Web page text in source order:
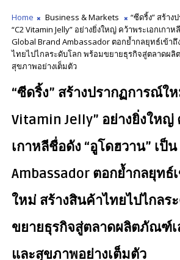
Home Business & Markets
“ซีดริ้ง” สร้า
“C2 Vitamin Jelly” อย่างยิ่งใหญ่ คว้าพระเอกเกา
Global Brand Ambassador ตอกย้ำกลยุทธ์เข้า
ไทยไปไกลระดับโลก พร้อมขยายธุรกิจสู่ตลาดผ
สุขภาพอย่างเต็มตัว
“ซีดริ้ง” สร้างปรากฏการณ์ให
Vitamin Jelly” อย่างยิ่งใหญ่
เกาหลีชื่อดัง “อูโดฮวาน” เป็
Ambassador ตอกย้ำกลยุทธ์
ใหม่ สร้างสินค้าไทยไปไกลร
ขยายธุรกิจสู่ตลาดผลิตภัณฑ์เ
และสุขภาพอย่างเต็มตัว